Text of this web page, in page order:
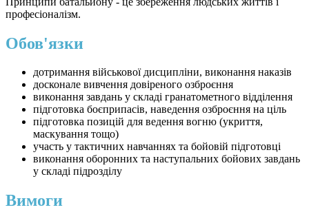
професіоналізм.
Обов'язки
дотримання військової дисципліни, виконання наказів
досконале вивчення довіреного озброєння
виконання завдань у складі гранатометного відділення
підготовка боєприпасів, наведення озброєння на ціль
підготовка позицій для ведення вогню (укриття,
маскування тощо)
участь у тактичних навчаннях та бойовій підготовці
виконання оборонних та наступальних бойових завдань
у складі підрозділу
Вимоги